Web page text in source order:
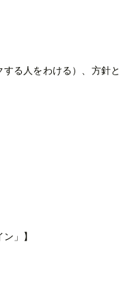
る人をわける）、方針と
」】